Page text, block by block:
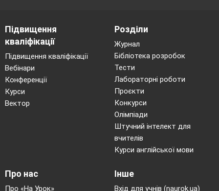
10.
Радість
Біля школи росте верба. Ми
приходимо
на неї дивитися. Яка вона гарна!
Літають
мухи, гудуть джмелики.
Вони п'ють нектар. Усім дуже
радісно. І ми радіємо, бо
Прогулянка
йдуть першими. У парку чисто і
Підвищення
кваліфікації
Підвищення кваліфікації
Вебінари
Конференції
Курси
Вектор
Розділи
Журнал
Бібліотека розробок
Тести
Лабораторні роботи
Проєкти
Конкурси
Олімпіади
Штучний інтелект для
вчителів
Курси англійської мови
Про нас
Про «На Урок»
Інше
Вхід для учнів (naurok.ua)